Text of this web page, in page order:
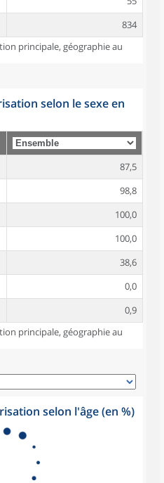
834
principale, géographie au
selon le sexe en
87,5
98,8
100,0
100,0
38,6
0,0
0,9
principale, géographie au
selon l'âge (en %)